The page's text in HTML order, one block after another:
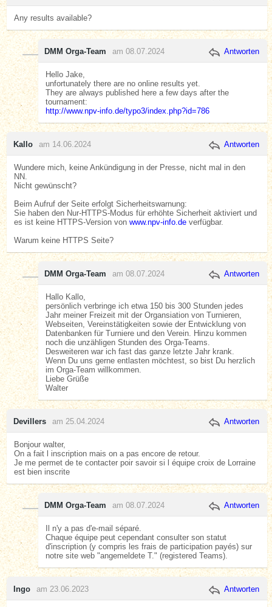
Any results available?
DMM Orga-Team am 08.07.2024 Antworten
Hello Jake,
unfortunately there are no online results yet.
They are always published here a few days after the
tournament:
http://www.npv-info.de/typo3/index.php?id=786
Kallo am 14.06.2024 Antworten
Wundere mich, keine Ankündigung in der Presse, nicht mal in den
NN.
Nicht gewünscht?
Beim Aufruf der Seite erfolgt Sicherheitswarnung:
Sie haben den Nur-HTTPS-Modus für erhöhte Sicherheit aktiviert und
es ist keine HTTPS-Version vonwww.npv-info.de verfügbar.
Warum keine HTTPS Seite?
DMM Orga-Team am 08.07.2024 Antworten
Hallo Kallo,
persönlich verbringe ich etwa 150 bis 300 Stunden jedes
Jahr meiner Freizeit mit der Organsiation von Turnieren,
Webseiten, Vereinstätigkeiten sowie der Entwicklung von
Datenbanken für Turniere und den Verein. Hinzu kommen
noch die unzähligen Stunden des Orga-Teams.
Desweiteren war ich fast das ganze letzte Jahr krank.
Wenn Du uns gerne entlasten möchtest, so bist Du herzlich
im Orga-Team willkommen.
Liebe Grüße
Walter
Devillers am 25.04.2024 Antworten
Bonjour walter,
On a fait l inscription mais on a pas encore de retour.
Je me permet de te contacter poir savoir si l équipe croix de Lorraine
est bien inscrite
DMM Orga-Team am 08.07.2024 Antworten
Il n'y a pas d'e-mail séparé.
Chaque équipe peut cependant consulter son statut
d'inscription (y compris les frais de participation payés) sur
notre site web "angemeldete T." (registered Teams).
Ingo am 23.06.2023 Antworten